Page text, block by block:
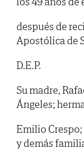
después de
Apostólica de
D.E.P.
Su madre,
Ángeles;
Emilio
y demás